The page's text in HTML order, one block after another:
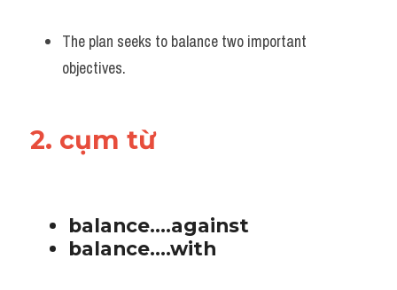
The plan seeks to balance two important
objectives.
2. cụm từ
balance....against
balance....with